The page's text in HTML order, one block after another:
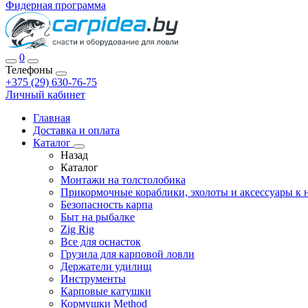
Фидерная программа
0
Телефоны
+375 (29) 630-76-75
Личный кабинет
Главная
Доставка и оплата
Каталог
Назад
Каталог
Монтажи на толстолобика
Прикормочные кораблики, эхолоты и аксессуары к
Безопасность карпа
Быт на рыбалке
Zig Rig
Все для оснасток
Грузила для карповой ловли
Держатели удилищ
Инструменты
Карповые катушки
Кормушки Method